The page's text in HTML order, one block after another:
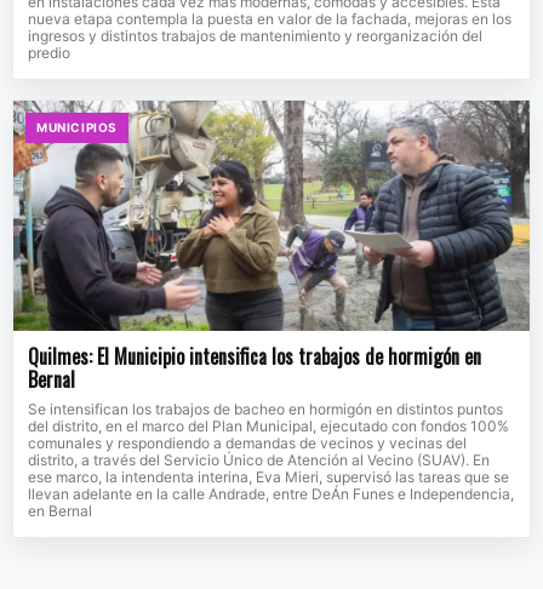
nueva etapa contempla la puesta en valor de la fachada, mejoras en los
ingresos y distintos trabajos de mantenimiento y reorganización del
predio
MUNICIPIOS
Quilmes: El Municipio intensifica los trabajos de hormigón en
Bernal
Se intensifican los trabajos de bacheo en hormigón en distintos puntos
del distrito, en el marco del Plan Municipal, ejecutado con fondos 100%
comunales y respondiendo a demandas de vecinos y vecinas del
distrito, a través del Servicio Único de Atención al Vecino (SUAV). En
ese marco, la intendenta interina, Eva Mieri, supervisó las tareas que se
llevan adelante en la calle Andrade, entre DeÁn Funes e Independencia,
en Bernal